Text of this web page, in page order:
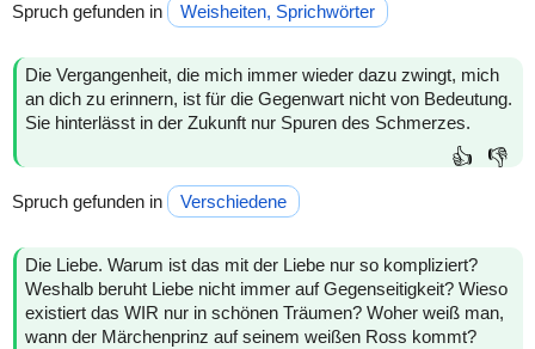
Spruch gefunden in Weisheiten, Sprichwörter
Die Vergangenheit, die mich immer wieder dazu zwingt, mich
an dich zu erinnern, ist für die Gegenwart nicht von Bedeutung.
Sie hinterlässt in der Zukunft nur Spuren des Schmerzes.
👍 👎
Spruch gefunden in Verschiedene
Die Liebe. Warum ist das mit der Liebe nur so kompliziert?
Weshalb beruht Liebe nicht immer auf Gegenseitigkeit? Wieso
existiert das WIR nur in schönen Träumen? Woher weiß man,
wann der Märchenprinz auf seinem weißen Ross kommt?